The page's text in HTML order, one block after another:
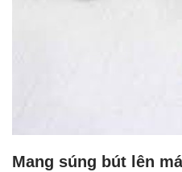
Mang súng bút lên